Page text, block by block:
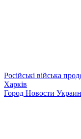
Російські війська
Харків
Город Новости